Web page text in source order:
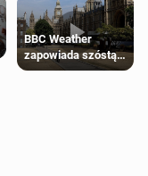
BBC Weather
zapowiada szóstą
falę upałów w